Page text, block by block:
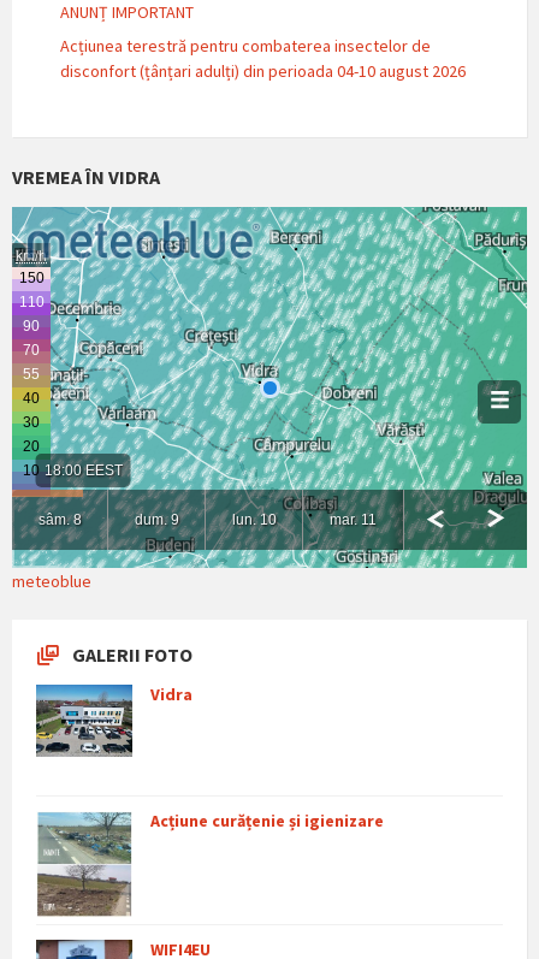
ANUNȚ IMPORTANT
Acțiunea terestră pentru combaterea insectelor de
disconfort (țânțari adulți) din perioada 04-10 august 2026
VREMEA ÎN VIDRA
meteoblue
GALERII FOTO
Vidra
Acțiune curățenie și igienizare
WIFI4EU